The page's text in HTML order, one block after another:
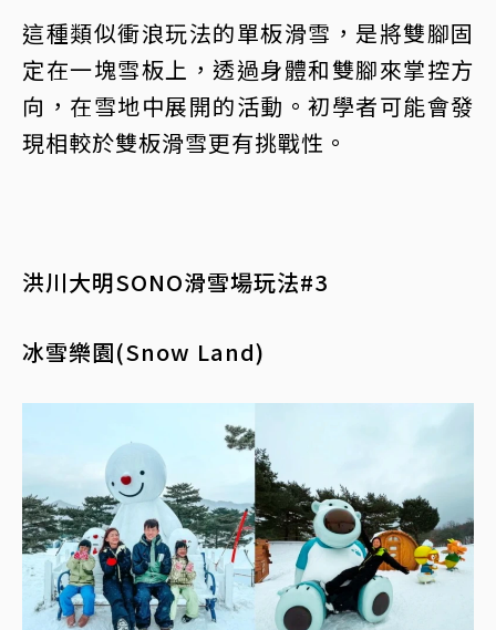
這種類似衝浪玩法的單板滑雪，是將雙腳固
定在一塊雪板上，透過身體和雙腳來掌控方
向，在雪地中展開的活動。初學者可能會發
現相較於雙板滑雪更有挑戰性。
洪川大明SONO滑雪場玩法#3
冰雪樂園(Snow Land)